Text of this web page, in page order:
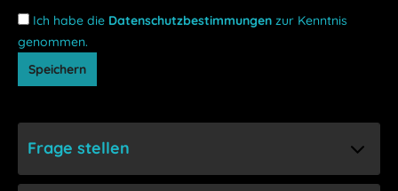
Ich habe die Datenschutzbestimmungen zur Kenntnis
genommen.
Speichern
Frage stellen